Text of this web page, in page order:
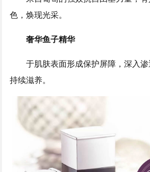
色，焕现光采。
奢华鱼子精华
于肌肤表面形成保护屏障，深入
持续滋养。